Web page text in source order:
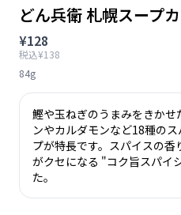
どん兵衛 札幌スープ
¥128
税込¥138
84g
鰹や玉ねぎのうまみをきか
ンやカルダモンなど18種の
プが特長です。スパイスの
がクセになる "コク旨スパイ
た。